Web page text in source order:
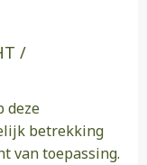
/
deze
betrekking
van toepassing.